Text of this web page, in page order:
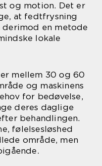
og motion. Det er
at fedtfrysning
derimod en metode
lokale
mellem 30 og 60
og maskinens
for bedøvelse,
deres daglige
behandlingen.
følelsesløshed
område, men